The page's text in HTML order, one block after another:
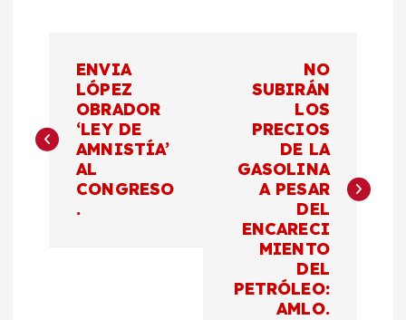
v
ENVIA
LÓPEZ
OBRADOR
‘LEY DE
AMNISTÍA’
AL
CONGRESO
.
NO
SUBIRÁN
LOS
PRECIOS
DE LA
GASOLINA
A PESAR
DEL
ENCARECI
MIENTO
DEL
PETRÓLEO:
AMLO.